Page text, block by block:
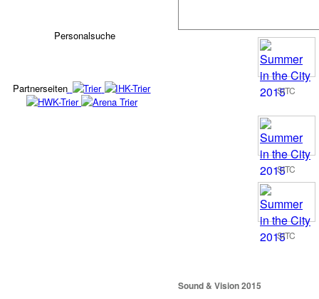
SITC
SITC
SITC
Sound & Vision 2015
Personalsuche
Partnerseiten